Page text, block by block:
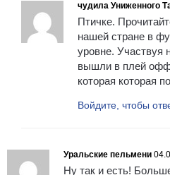
чудила Униженного
Птичке.
нашей стране в
уровне. Участвуя
вышли в плей офф
которая которая
Войдите, чтобы
Уральские пельмени
Ну так и есть!